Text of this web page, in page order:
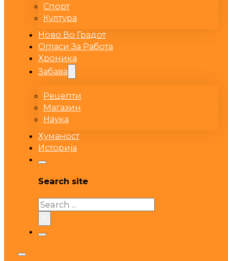
Спорт
Култура
Ново Во Градот
Огласи За Работа
Хроника
Забава
Рецепти
Магазин
Наука
Хуманост
Историја
Search site
Search